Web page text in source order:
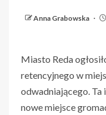
Anna Grabowska
Miasto Reda
retencyjnego w
odwadniającego.
nowe miejsce